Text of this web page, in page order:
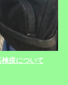
疫について